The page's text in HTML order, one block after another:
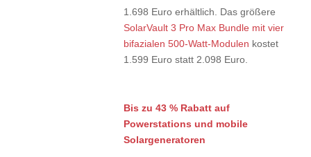
1.698 Euro erhältlich. Das größere
SolarVault 3 Pro Max Bundle mit vier
bifazialen 500-Watt-Modulen kostet
1.599 Euro statt 2.098 Euro.
Bis zu 43 % Rabatt auf
Powerstations und mobile
Solargeneratoren